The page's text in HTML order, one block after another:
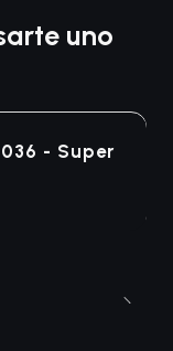
uno
- Super